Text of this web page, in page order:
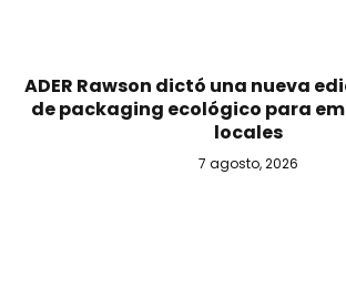
ADER Rawson dictó una nueva
de packaging ecológico para
locales
7 agosto, 2026